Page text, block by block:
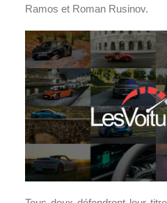
Ramos et Roman Rusinov.